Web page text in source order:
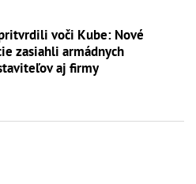
voči Kube: Nové
zasiahli armádnych
aj firmy